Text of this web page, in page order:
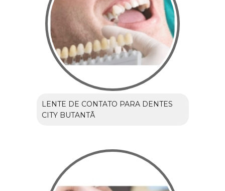
LENTE DE CONTATO PARA DENTES
CITY BUTANTÃ